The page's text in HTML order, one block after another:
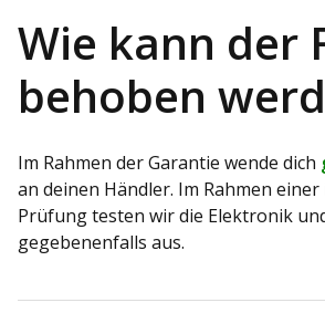
Wie kann der
behoben
Im Rahmen der Garantie wende dich
an deinen Händler. Im Rahmen
Prüfung testen wir die Elektronik
gegebenenfalls aus.